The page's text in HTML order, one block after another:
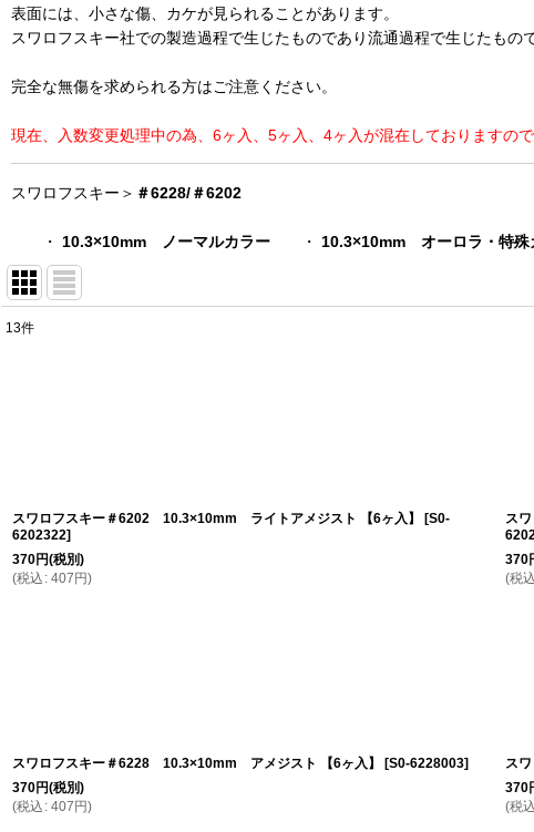
表面には、小さな傷、カケが見られることがあります。
スワロフスキー社での製造過程で生じたものであり流通過程で生じたもの
完全な無傷を求められる方はご注意ください。
現在、入数変更処理中の為、6ヶ入、5ヶ入、4ヶ入が混在しておりますので
スワロフスキー＞ ＃6228/＃6202
・ 10.3×10mm ノーマルカラー ・ 10.3×10mm オーロラ・特殊
13件
スワロフスキー＃6202 10.3×10mm ライトアメジスト 【6ヶ入】 [S0-
6202322]
370円(税別)
(税込 : 407 円)
ス
370
(税込
スワロフスキー＃6228 10.3×10mm アメジスト 【6ヶ入】 [S0-6228003]
370円(税別)
(税込 : 407 円)
ス
370
(税込